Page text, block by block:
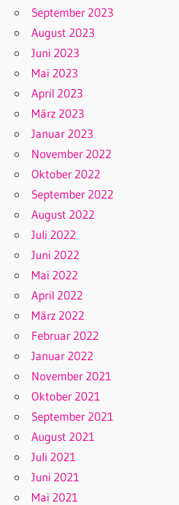
September 2023
August 2023
Juni 2023
Mai 2023
April 2023
März 2023
Januar 2023
November 2022
Oktober 2022
September 2022
August 2022
Juli 2022
Juni 2022
Mai 2022
April 2022
März 2022
Februar 2022
Januar 2022
November 2021
Oktober 2021
September 2021
August 2021
Juli 2021
Juni 2021
Mai 2021